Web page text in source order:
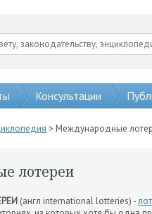
Консультации
> Международные
лотереи
(англ international lotteries) -